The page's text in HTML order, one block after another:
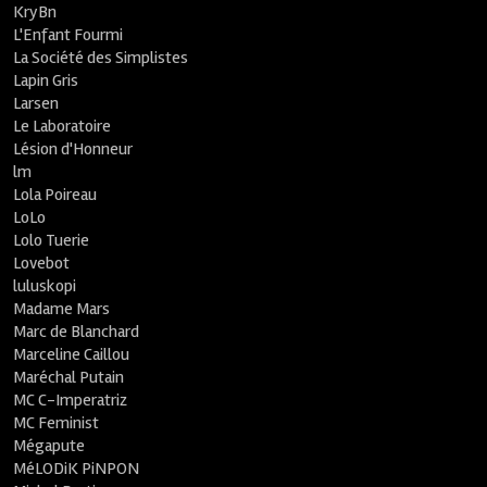
KryBn
L'Enfant Fourmi
La Société des Simplistes
Lapin Gris
Larsen
Le Laboratoire
Lésion d'Honneur
lm
Lola Poireau
LoLo
Lolo Tuerie
Lovebot
luluskopi
Madame Mars
Marc de Blanchard
Marceline Caillou
Maréchal Putain
MC C-Imperatriz
MC Feminist
Mégapute
MéLODiK PiNPON